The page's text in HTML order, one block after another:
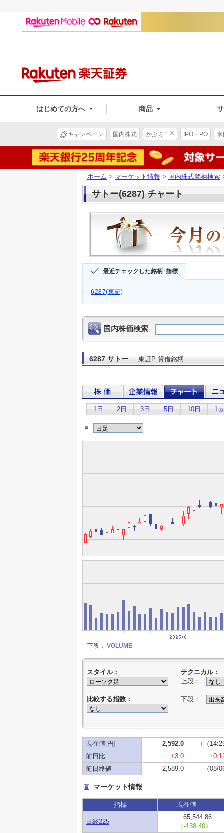
はじめての方へ 商品
キャンペーン 国内株式 かぶミニ® IPO・PO
ホーム > マーケット情報 > 国内株式銘柄検索
サトー(6287) チャート
最近チェックした銘柄･指標
6287(東証)